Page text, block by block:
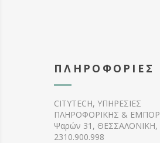
ΠΛΗΡΟΦΟΡΊΕΣ
CITYTECH, ΥΠΗΡΕΣΙΕΣ
ΠΛΗΡΟΦΟΡΙΚΗΣ &
Ψαρών 31, ΘΕΣΣΑΛΟΝΙΚΗ,
2310.900.998